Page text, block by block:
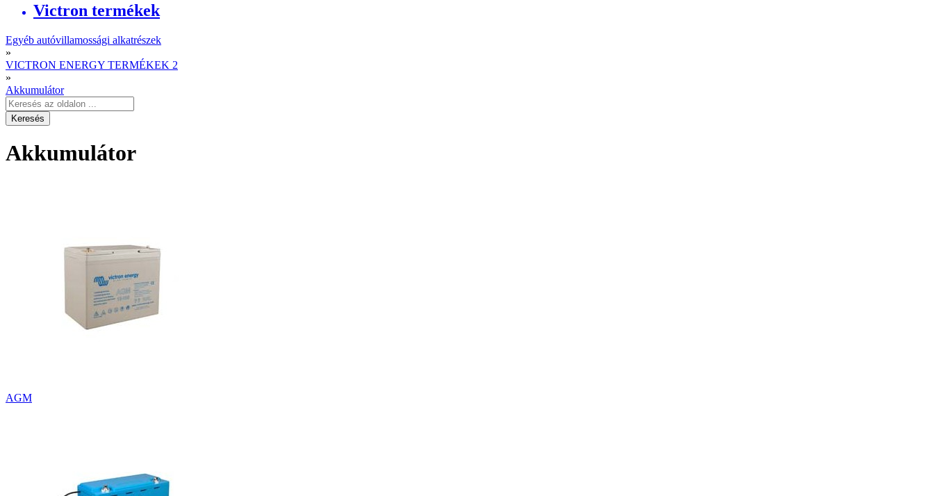
Victron termékek
Egyéb autóvillamossági alkatrészek
»
VICTRON ENERGY TERMÉKEK 2
»
Akkumulátor
Akkumulátor
AGM